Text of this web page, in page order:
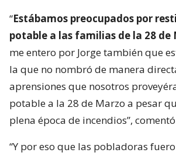
“Estábamos preocupados por
potable a las familias de la 28 de
me entero por Jorge también que
la que no nombró de manera
aprensiones que nosotros
potable a la 28 de Marzo a pesar
plena época de incendios”,
“Y por eso que las pobladoras